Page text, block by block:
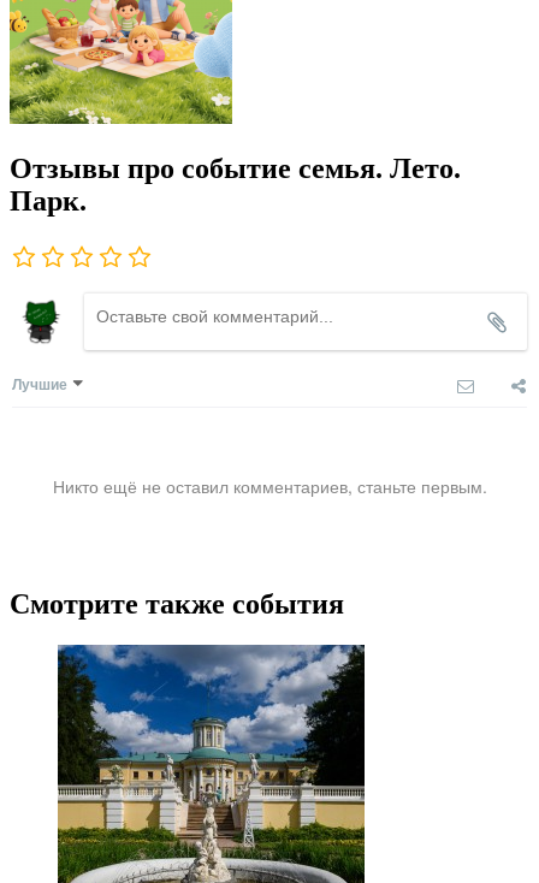
Отзывы про событие семья. Лето.
Парк.
Лучшие
Никто ещё не оставил комментариев, станьте первым.
Смотрите также события